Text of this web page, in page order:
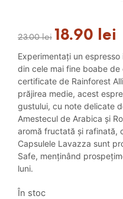
23.00lei
Prețul
a
fost:
23.00 lei.
18.90 lei
Experimentați un
din cele mai fine boabe
certificate de Rainforest
prăjirea medie, acest
gustului, cu note delicate
Amestecul de Arabica și
aromă fructată și rafinată,
Capsulele Lavazza sunt
Safe, menținând
luni.
În stoc